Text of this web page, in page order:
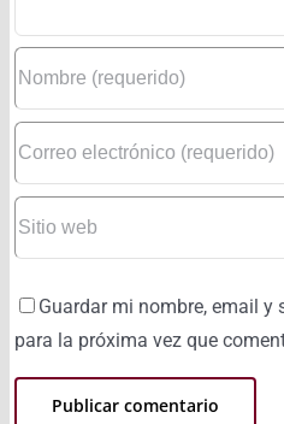
Guardar mi nombre, email y
para la próxima vez que